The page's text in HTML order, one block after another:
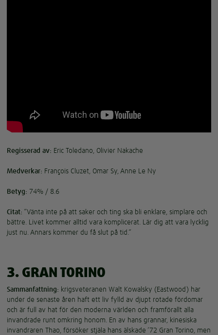
Regisserad av: Eric Toledano, Olivier Nakache
Medverkar: François Cluzet, Omar Sy, Anne Le Ny
Betyg: 74% / 8.6
Citat: ”Vänta inte på att saker och ting ska bli enklare, simplare och
bättre. Livet kommer alltid vara komplicerat. Lär dig att vara lycklig
just nu. Annars kommer du få slut på tid.”
3. GRAN TORINO
Sammanfattning: krigsveteranen Walt Kowalsky (Eastwood) har
under de senaste åren haft ett liv fylld av djupt rotade fördomar
och är full av hat för den moderna världen och framförallt alla
invandrade runt omkring honom. En av hans grannar, kinesiska
invandraren Thao, försöker stjäla hans älskade ’72 Gran Torino, men